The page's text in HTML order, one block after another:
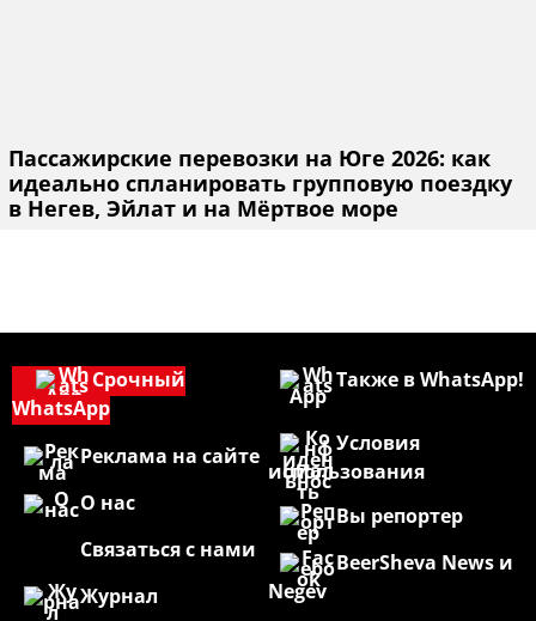
Пассажирские перевозки на Юге 2026: как
идеально спланировать групповую поездку
в Негев, Эйлат и на Мёртвое море
Также в WhatsApp!
Условия
использования
Вы репортер
BeerSheva News и
Negev
Срочный
WhatsApp
Реклама на сайте
О нас
Связаться с нами
Журнал